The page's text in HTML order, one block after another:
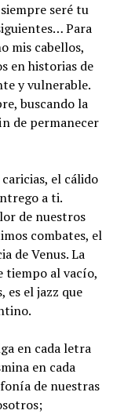
siempre seré tu
Para
mis cabellos,
en historias de
y vulnerable.
buscando la
de permanecer
el cálido
a ti.
de nuestros
combates, el
de Venus. La
tiempo al vacío,
es el jazz que
en cada letra
en cada
de nuestras